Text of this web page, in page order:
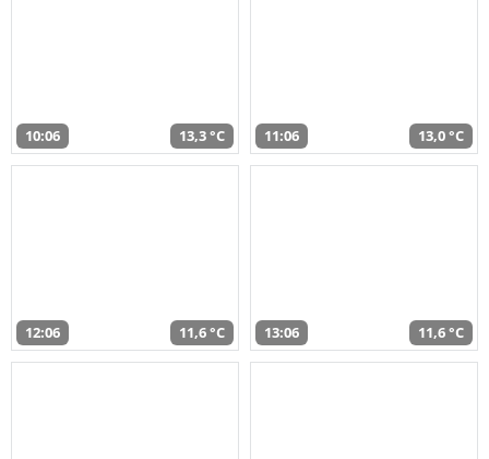
10:06 13,3 °C 11:06 13,0 °C
12:06 11,6 °C 13:06 11,6 °C